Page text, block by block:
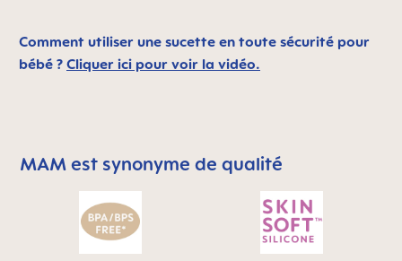
Comment utiliser une sucette en toute sécurité pour
bébé ? Cliquer ici pour voir la vidéo.
Skip MAM Means Quality Icon Bar
MAM est synonyme de qualité